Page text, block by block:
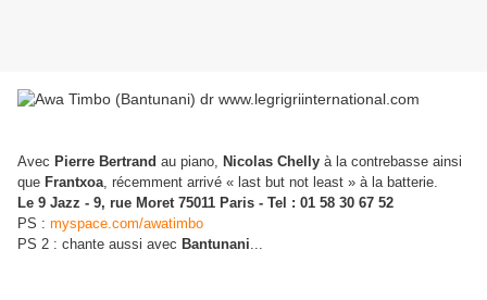
Avec Pierre Bertrand au piano, Nicolas Chelly à la contrebasse ainsi
que Frantxoa, récemment arrivé « last but not least » à la batterie.
Le 9 Jazz - 9, rue Moret 75011 Paris - Tel : 01 58 30 67 52
PS : myspace.com/awatimbo
PS 2 : chante aussi avec Bantunani...